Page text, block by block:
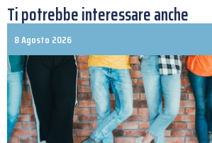
Ti potrebbe interessare anche
8 Agosto 2026